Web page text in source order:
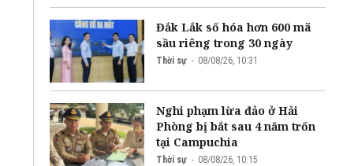
Đắk Lắk số hóa hơn 600 mã
sầu riêng trong 30 ngày
Thời sự 08/08/26, 10:31
Nghi phạm lừa đảo ở Hải
Phòng bị bắt sau 4 năm trốn
tại Campuchia
Thời sự 08/08/26, 10:15